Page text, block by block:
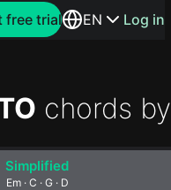
for artists or songs
free trial EN Log in
chords by
Simplified
Em · C · G · D